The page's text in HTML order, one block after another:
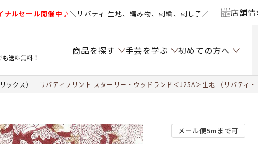
ナルセール開催中♪＼リバティ 生地、編み物、刺繍、刺し子／ 店舗
送料無料！
商品を探す 手芸を学ぶ 初めての方へ
ックス） リバティプリント スターリー・ウッドランド＜J25A＞生地 （リバティ
メール便5mまで可